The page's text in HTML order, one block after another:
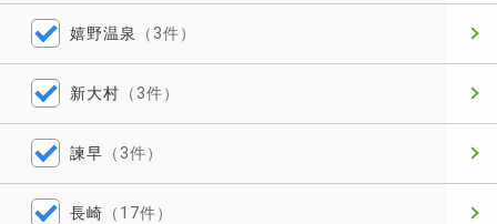
嬉野温泉 （3件）
新大村 （3件）
諫早 （3件）
長崎 （17件）